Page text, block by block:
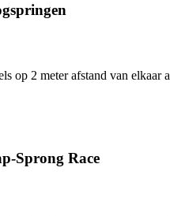
op 2 meter afstand van
Sprong Race